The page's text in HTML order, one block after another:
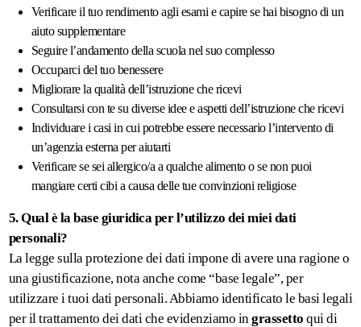
Verificare il tuo rendimento agli esami e capire se hai bisogno di un
aiuto supplementare
Seguire l’andamento della scuola nel suo complesso
Occuparci del tuo benessere
Migliorare la qualità dell’istruzione che ricevi
Consultarsi con te su diverse idee e aspetti dell’istruzione che ricevi
Individuare i casi in cui potrebbe essere necessario l’intervento di
un’agenzia esterna per aiutarti
Verificare se sei allergico/a a qualche alimento o se non puoi
mangiare certi cibi a causa delle tue convinzioni religiose
5. Qual è la base giuridica per l’utilizzo dei miei dati
personali?
La legge sulla protezione dei dati impone di avere una ragione o
una giustificazione, nota anche come “base legale”, per
utilizzare i tuoi dati personali. Abbiamo identificato le basi legali
per il trattamento dei dati che evidenziamo ingrassetto qui di